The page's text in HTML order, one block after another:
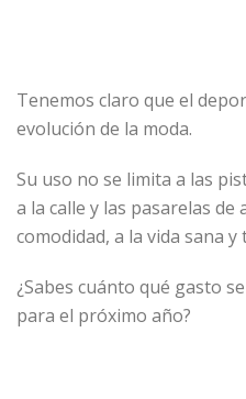
Tenemos claro que el
evolución de la moda.
Su uso no se limita a las
a la calle y las pasarelas de
comodidad, a la vida sana
¿Sabes cuánto qué gasto
para el próximo año?